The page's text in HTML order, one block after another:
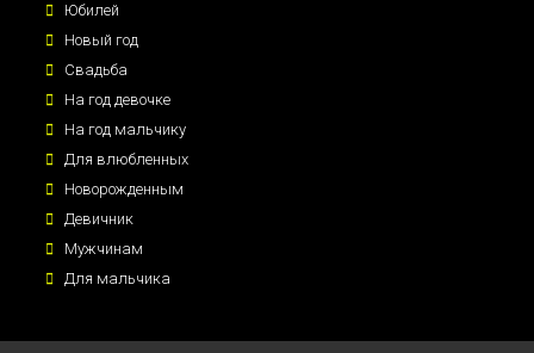
Юбилей
Новый год
Свадьба
На год девочке
На год мальчику
Для влюбленных
Новорожденным
Девичник
Мужчинам
Для мальчика